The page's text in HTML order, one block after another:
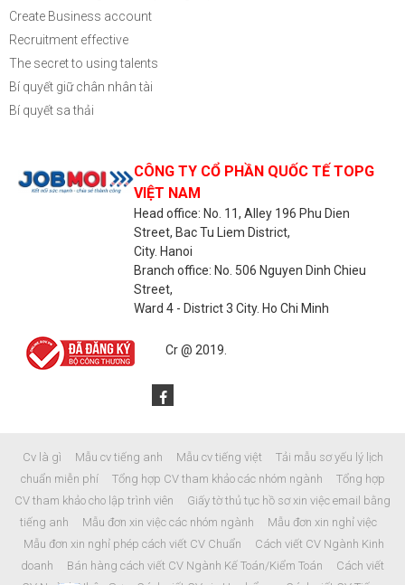
Create Business account
Recruitment effective
The secret to using talents
Bí quyết giữ chân nhân tài
Bí quyết sa thải
CÔNG TY CỔ PHẦN QUỐC TẾ TOPG
VIỆT NAM
Head office: No. 11, Alley 196 Phu Dien
Street, Bac Tu Liem District,
City. Hanoi
Branch office: No. 506 Nguyen Dinh Chieu
Street,
Ward 4 - District 3 City. Ho Chi Minh
Cr @ 2019.
Cv là gì Mẫu cv tiếng anh Mẫu cv tiếng việt Tải mẫu sơ yếu lý lịch
chuẩn miễn phí Tổng hợp CV tham khảo các nhóm ngành Tổng hợp
CV tham khảo cho lập trình viên Giấy tờ thủ tục hồ sơ xin việc email bằng
tiếng anh Mẫu đơn xin việc các nhóm ngành Mẫu đơn xin nghỉ việc
Mẫu đơn xin nghỉ phép cách viết CV Chuẩn Cách viết CV Ngành Kinh
doanh Bán hàng cách viết CV Ngành Kế Toán/Kiểm Toán Cách viết